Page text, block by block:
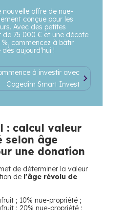
nouvelle offre de nue-
conçue pour les
Avec des petites
de 75 000 € et une décote
commencez à bâtir
aujourd'hui !
à investir avec
Cogedim Smart Invest
: calcul valeur
selon âge
une donation
de déterminer la valeur
de l'âge révolu de
; 10% nue-propriété ;
; 20% nue-propriété ;